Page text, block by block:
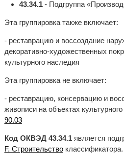
43.34.1- Подгруппа
Эта группировка также включает:
- реставрацию и воссоздание
декоративно-художественных
культурного наследия
Эта группировка не включает:
- реставрацию, консервацию и
живописи на объектах
90.03
Код ОКВЭД 43.34.1является
F. Строительствоклассификатора.